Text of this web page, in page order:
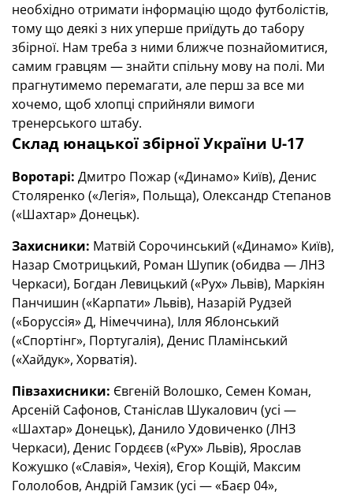
необхідно отримати інформацію щодо футболістів,
тому що деякі з них уперше приїдуть до табору
збірної. Нам треба з ними ближче познайомитися,
самим гравцям — знайти спільну мову на полі. Ми
прагнутимемо перемагати, але перш за все ми
хочемо, щоб хлопці сприйняли вимоги
тренерського штабу.
Склад юнацької збірної України U-17
Воротарі: Дмитро Пожар («Динамо» Київ), Денис
Столяренко («Легія», Польща), Олександр Степанов
(«Шахтар» Донецьк).
Захисники: Матвій Сорочинський («Динамо» Київ),
Назар Смотрицький, Роман Шупик (обидва — ЛНЗ
Черкаси), Богдан Левицький («Рух» Львів), Маркіян
Панчишин («Карпати» Львів), Назарій Рудзей
(«Боруссія» Д, Німеччина), Ілля Яблонський
(«Спортінг», Португалія), Денис Пламінський
(«Хайдук», Хорватія).
Півзахисники: Євгеній Волошко, Семен Коман,
Арсеній Сафонов, Станіслав Шукалович (усі —
«Шахтар» Донецьк), Данило Удовиченко (ЛНЗ
Черкаси), Денис Гордєєв («Рух» Львів), Ярослав
Кожушко («Славія», Чехія), Єгор Кощій, Максим
Гололобов, Андрій Гамзик (усі — «Баєр 04»,